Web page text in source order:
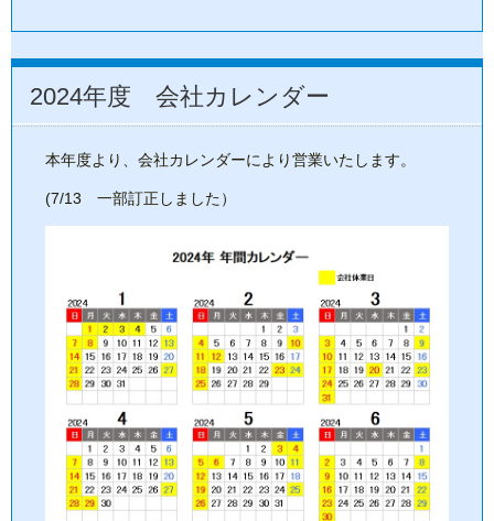
2024年度 会社カレンダー
本年度より、会社カレンダーにより営業いたします。
(7/13 一部訂正しました）